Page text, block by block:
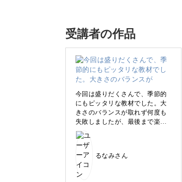
す。
デジタルなら準備も手間な
サンタさんやトナカイのク
こりしたイラストが満載！
デジタルの機能をふんだん
受講者の作品
今回は盛りだくさんで、季節的
にもピッタリな教材でした。大
きさのバランスが取れず何度も
失敗しましたが、最後まで楽し
く描けました。クロップ&サイ
ズ変更では、元の単位がmmだっ
たのでピクセルに変更できず(プ
ロクリエイトのバージョンが動
画と違う新バージョンなのかも)
悩みましたが、ピクセルをmmに
るなみさん